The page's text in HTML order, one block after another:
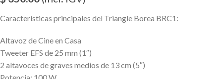
Características principales del Triangle Borea BRC1:
Altavoz de Cine en Casa
Tweeter EFS de 25 mm (1″)
2 altavoces de graves medios de 13 cm (5″)